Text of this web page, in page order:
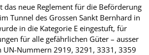
das neue Reglement für die Beförderung
Tunnel des Grossen Sankt Bernhard in
in die Kategorie E eingestuft, für
für alle gefährlichen Güter – ausser
UN-Nummern 2919, 3291, 3331, 3359